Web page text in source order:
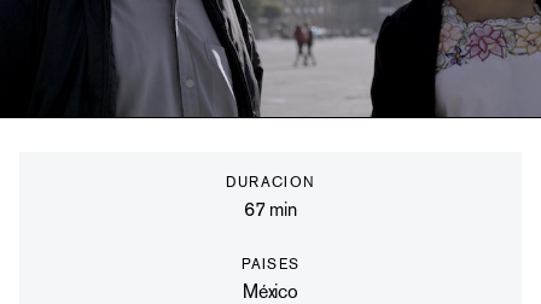
DURACION
67min
PAISES
México